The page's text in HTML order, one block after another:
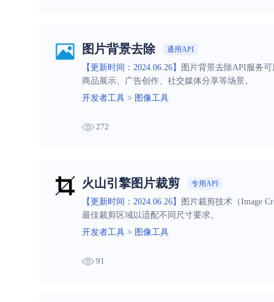
图片背景去除 通用API
【更新时间：2024.06.26】
图片背景去除API服务
商品展示、广告创作、社交媒体分享等场景。
开发者工具 > 图像工具
272
火山引擎图片裁剪 专用API
【更新时间：2024.06.26】
图片裁剪技术（Image
最佳裁剪区域以适配不同尺寸要求。
开发者工具 > 图像工具
91